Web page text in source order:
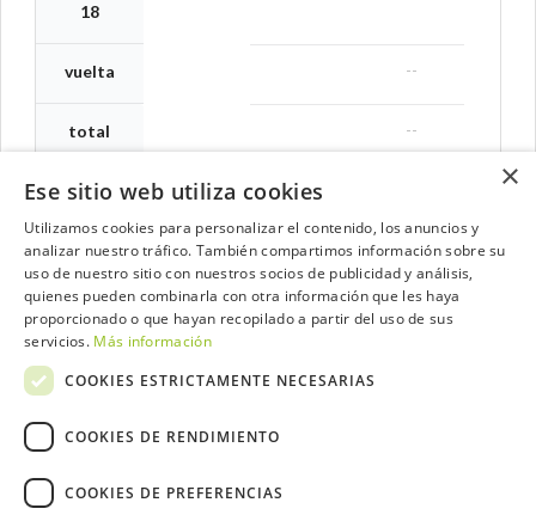
18
vuelta
total
--
--
Contacta con el equipo de NextCaddy
Opina Contacta
×
Ese sitio web utiliza cookies
Utilizamos cookies para personalizar el contenido, los anuncios y
analizar nuestro tráfico. También compartimos información sobre su
uso de nuestro sitio con nuestros socios de publicidad y análisis,
quienes pueden combinarla con otra información que les haya
proporcionado o que hayan recopilado a partir del uso de sus
servicios. Más información
COOKIES ESTRICTAMENTE NECESARIAS
COOKIES DE RENDIMIENTO
COOKIES DE PREFERENCIAS